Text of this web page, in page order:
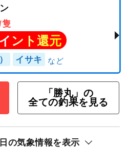
隻
ント還元
イサキ
「勝丸」の
全ての釣果を見る
の気象情報を表示